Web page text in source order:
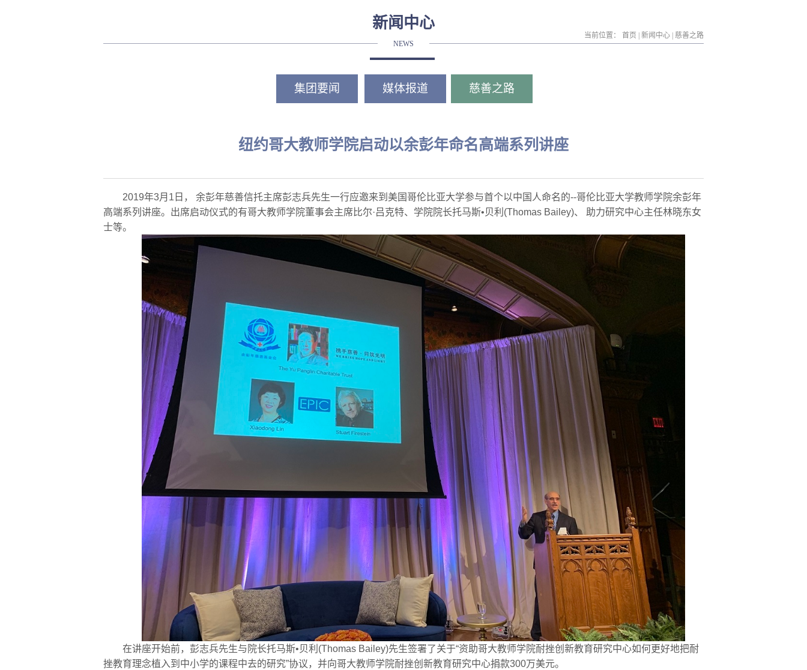
新闻中心
NEWS
当前位置： 首页 新闻中心 慈善之路
集团要闻 媒体报道 慈善之路
纽约哥大教师学院启动以余彭年命名高端系列讲座
2019年3月1日， 余彭年慈善信托主席彭志兵先生一行应邀来到美国哥伦比亚大学参与首个以中国人命名的--哥伦比亚大学教师学院余彭年
高端系列讲座。出席启动仪式的有哥大教师学院董事会主席比尔·吕克特、学院院长托马斯•贝利(Thomas Bailey)、 助力研究中心主任林晓东女
士等。
在讲座开始前，彭志兵先生与院长托马斯•贝利(Thomas Bailey)先生签署了关于“资助哥大教师学院耐挫创新教育研究中心如何更好地把耐
挫教育理念植入到中小学的课程中去的研究”协议，并向哥大教师学院耐挫创新教育研究中心捐款300万美元。